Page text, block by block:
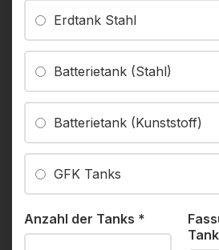
Erdtank Stahl
Batterietank (Stahl)
Batterietank (Kunststoff)
GFK Tanks
Anzahl der Tanks *